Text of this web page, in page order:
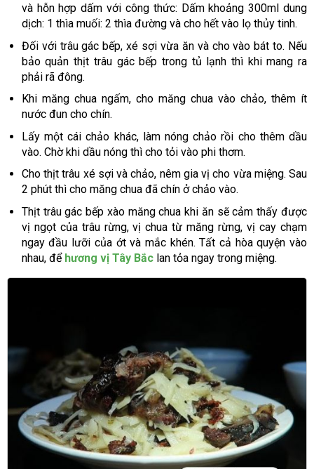
và hỗn hợp dấm với công thức: Dấm khoảng 300ml dung
dịch: 1 thìa muối: 2 thìa đường và cho hết vào lọ thủy tinh.
Đối với trâu gác bếp, xé sợi vừa ăn và cho vào bát to. Nếu
bảo quản thịt trâu gác bếp trong tủ lạnh thì khi mang ra
phải rã đông.
Khi măng chua ngấm, cho măng chua vào chảo, thêm ít
nước đun cho chín.
Lấy một cái chảo khác, làm nóng chảo rồi cho thêm dầu
vào. Chờ khi dầu nóng thì cho tỏi vào phi thơm.
Cho thịt trâu xé sợi và chảo, nêm gia vị cho vừa miệng. Sau
2 phút thì cho măng chua đã chín ở chảo vào.
Thịt trâu gác bếp xào măng chua khi ăn sẽ cảm thấy được
vị ngọt của trâu rừng, vị chua từ măng rừng, vị cay chạm
ngay đầu lưỡi của ớt và mắc khén. Tất cả hòa quyện vào
nhau, để hương vị Tây Bắclan tỏa ngay trong miệng.